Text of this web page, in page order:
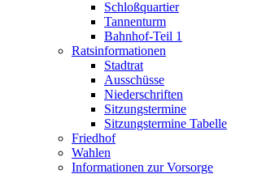
Schloßquartier
Tannenturm
Bahnhof-Teil 1
Ratsinformationen
Stadtrat
Ausschüsse
Niederschriften
Sitzungstermine
Sitzungstermine Tabelle
Friedhof
Wahlen
Informationen zur Vorsorge